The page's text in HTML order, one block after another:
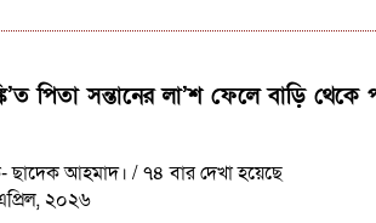
পিতা সন্তানের লা’শ ফেলে বাড়ি থেকে
ছাদেক আহমাদ। / ৭৪ বার দেখা হয়েছে
২০২৬